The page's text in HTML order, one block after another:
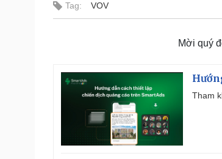
Tag: VOV
Mời quý
Tham